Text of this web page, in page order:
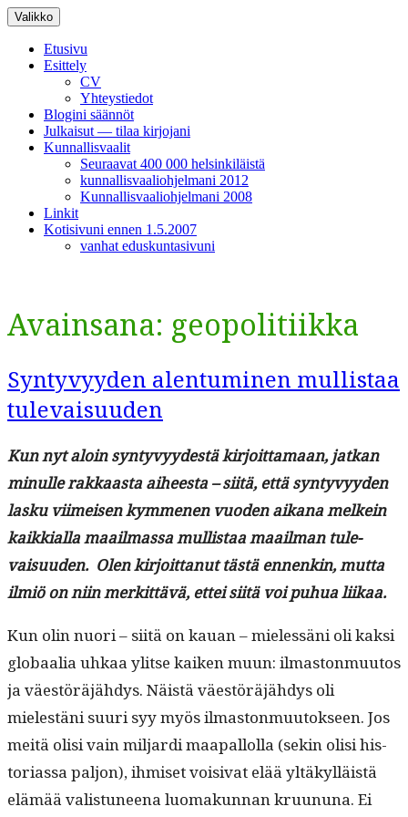
Siirry
sisältöön
Valikko
Etusivu
Esittely
CV
Yhteystiedot
Blogini säännöt
Julkaisut — tilaa kirjojani
Kunnallisvaalit
Seuraavat 400 000 helsinkiläistä
kunnallisvaaliohjelmani 2012
Kunnallisvaaliohjelmani 2008
Linkit
Kotisivuni ennen 1.5.2007
vanhat eduskuntasivuni
Avainsana: geopolitiikka
Syntyvyyden alentuminen mullistaa
tulevaisuuden
Kun nyt aloin syn­tyvyy­destä kir­joit­ta­maan, jatkan
min­ulle rakkaas­ta aiheesta – siitä, että syn­tyvyy­den
lasku viimeisen kymme­nen vuo­den aikana melkein
kaikkial­la maail­mas­sa mullis­taa maail­man tule­
vaisu­u­den. Olen kir­joit­tanut tästä ennenkin, mut­ta
ilmiö on niin merkit­tävä, ettei siitä voi puhua liikaa.
Kun olin nuori – siitä on kauan – mielessäni oli kak­si
globaalia uhkaa ylitse kaiken muun: ilmas­ton­muu­tos
ja väestöräjähdys. Näistä väestöräjähdys oli
mielestäni suuri syy myös ilmas­ton­muu­tok­seen. Jos
meitä olisi vain mil­jar­di maa­pal­lol­la (sekin olisi his­
to­ri­as­sa paljon), ihmiset voisi­vat elää yltäkyl­läistä
elämää val­is­tuneena luo­makun­nan kru­u­nuna. Ei